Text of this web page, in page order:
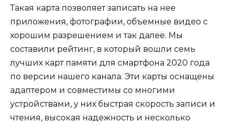
Такая карта позволяет записать на нее
приложения, фотографии, объемные видео с
хорошим разрешением и так далее. Мы
составили рейтинг, в который вошли семь
лучших карт памяти для смартфона 2020 года
по версии нашего канала. Эти карты оснащены
адаптером и совместимы со многими
устройствами, у них быстрая скорость записи и
чтения, высокая надежность и несколько